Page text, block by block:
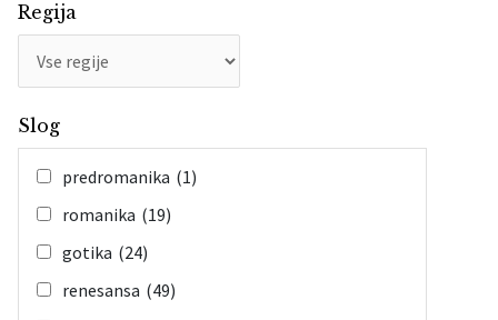
Regija
Slog
predromanika (1)
romanika (19)
gotika (24)
renesansa (49)